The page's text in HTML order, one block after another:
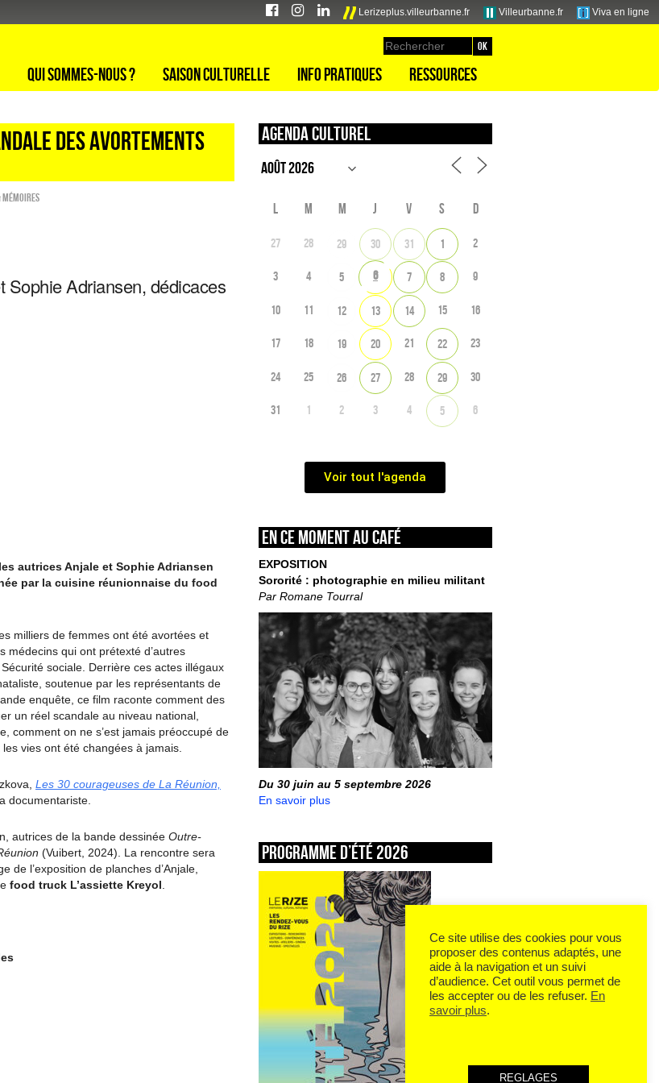
Lerizeplus.villeurbanne.fr Villeurbanne.fr Viva en ligne
Qui sommes-nous ? Saison culturelle Info pratiques Ressources
DES AVORTEMENTS
Mémoires
Sophie Adriansen, dédicaces
autrices Anjale et Sophie Adriansen
par la cuisine réunionnaise du food
milliers de femmes ont été avortées et
médecins qui ont prétexté d’autres
sociale. Derrière ces actes illégaux
soutenue par les représentants de
enquête, ce film raconte comment des
un réel scandale au niveau national,
comment on ne s’est jamais préoccupé de
vies ont été changées à jamais.
Les 30 courageuses de La Réunion,
documentariste.
autrices de la bande dessinée Outre-
(Vuibert, 2024). La rencontre sera
de l’exposition de planches d’Anjale,
food truck L’assiette Kreyol
Agenda culturel
L M M J V S D
27 28 29 30 31 1 2
3 4 5 6 7 8 9
10 11 12 13 14 15 16
17 18 19 20 21 22 23
24 25 26 27 28 29 30
31 1 2 3 4 5 6
Voir tout l'agenda
En ce moment au café
EXPOSITION
Sororité : photographie en milieu militant
Par Romane Tourral
Du 30 juin au 5 septembre 2026
En savoir plus
Programme d’été 2026
Ce site utilise des cookies pour vous
proposer des contenus adaptés, une
aide à la navigation et un suivi
d’audience. Cet outil vous permet de
les accepter ou de les refuser. En
savoir plus.
REGLAGES